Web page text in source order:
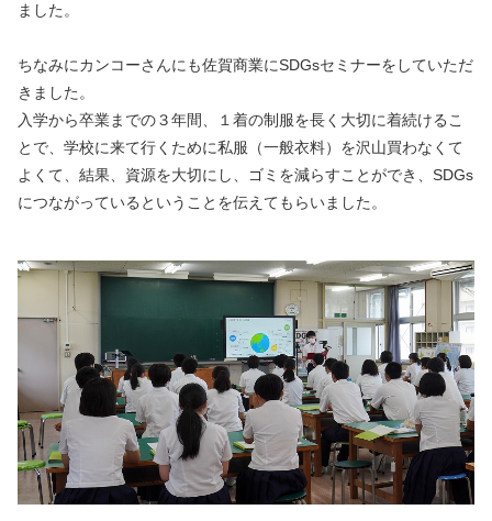
ました。
ちなみにカンコーさんにも佐賀商業にSDGsセミナーをしていただ
きました。
入学から卒業までの３年間、１着の制服を長く大切に着続けるこ
とで、学校に来て行くために私服（一般衣料）を沢山買わなくて
よくて、結果、資源を大切にし、ゴミを減らすことができ、SDGs
につながっているということを伝えてもらいました。